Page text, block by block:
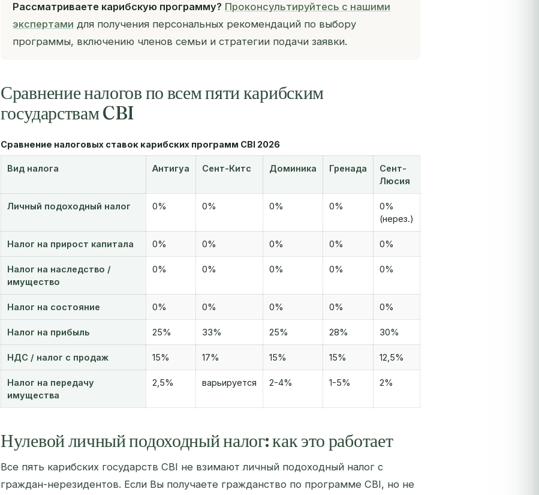
Рассматриваете карибскую программу? Проконсультируйтесь с нашими
экспертами для получения персональных рекомендаций по выбору
программы, включению членов семьи и стратегии подачи заявки.
Сравнение налогов по всем пяти карибским
государствам CBI
Сравнение налоговых ставок карибских программ CBI 2026
Вид налога Антигуа Сент-Китс Доминика Гренада
Сент-
Люсия
Личный подоходный налог 0% 0% 0% 0%
0%
(нерез.)
Налог на прирост капитала 0% 0% 0% 0% 0%
Налог на наследство /
имущество
0% 0% 0% 0% 0%
Налог на состояние 0% 0% 0% 0% 0%
Налог на прибыль 25% 33% 25% 28% 30%
НДС / налог с продаж 15% 17% 15% 15% 12,5%
Налог на передачу
имущества
2,5% варьируется 2-4% 1-5% 2%
Нулевой личный подоходный налог: как это работает
Все пять карибских государств CBI не взимают личный подоходный налог с
граждан-нерезидентов. Если Вы получаете гражданство по программе CBI, но не